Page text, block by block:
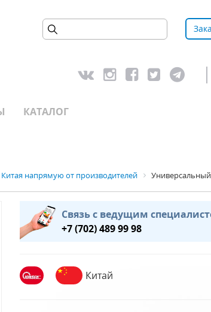
КАТАЛОГ
напрямую от производителей Универсальный
Связь с ведущим
+7 (702) 489 99 98
Китай